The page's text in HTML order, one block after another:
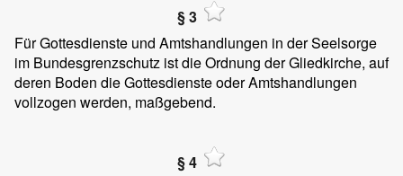
§ 3
Für Gottesdienste und Amtshandlungen in der Seelsorge
im Bundesgrenzschutz ist die Ordnung der Gliedkirche, auf
deren Boden die Gottesdienste oder Amtshandlungen
vollzogen werden, maßgebend.
§ 4